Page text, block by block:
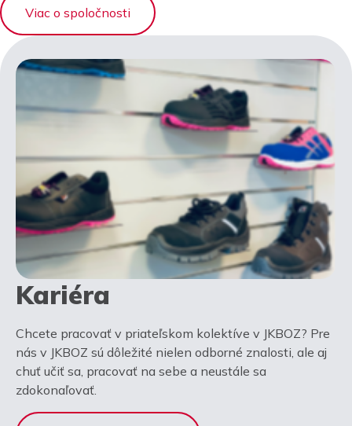
Viac o spoločnosti
Kariéra
Chcete pracovať v priateľskom kolektíve v JKBOZ? Pre
nás v JKBOZ sú dôležité nielen odborné znalosti, ale aj
chuť učiť sa, pracovať na sebe a neustále sa
zdokonaľovať.